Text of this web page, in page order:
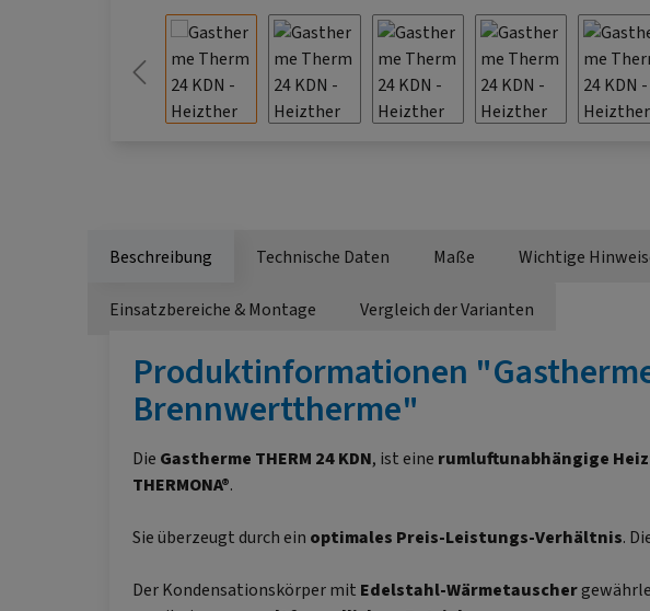
Beschreibung Technische Daten Maße Wichtige
Einsatzbereiche & Montage Vergleich der Varianten
Produktinformationen
Brennwerttherme"
Die Gastherme THERM 24 KDN, ist eine rumluftunabhängige
THERMONA®.
Sie überzeugt durch ein optimales Preis-Leistungs-Verhältnis.
Der Kondensationskörper mit Edelstahl-Wärmetauscher